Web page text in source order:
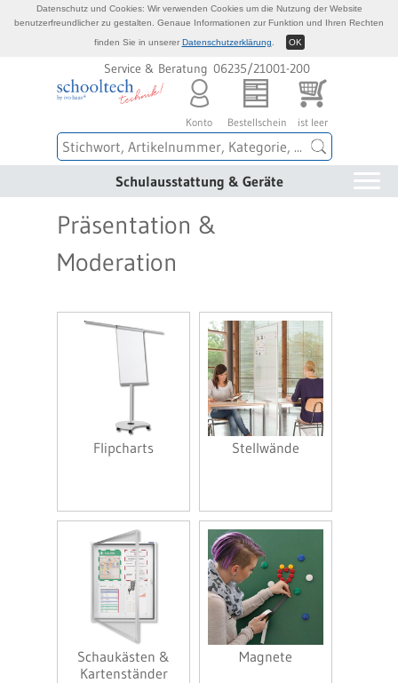
Service & Beratung 06235/21001-200
Konto Bestellschein ist leer
Schulausstattung & Geräte
Präsentation &
Moderation
Flipcharts Stellwände
Schaukästen &
Kartenständer
Magnete
Datenschutz und Cookies: Wir verwenden Cookies um die Nutzung der Website
benutzerfreundlicher zu gestalten. Genaue Informationen zur Funktion und Ihren Rechten
finden Sie in unserer Datenschutzerklärung OK